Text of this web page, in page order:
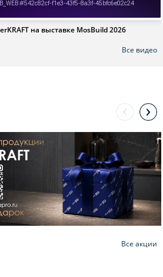
на выставке MosBuild 2026
Все видео
Все акции